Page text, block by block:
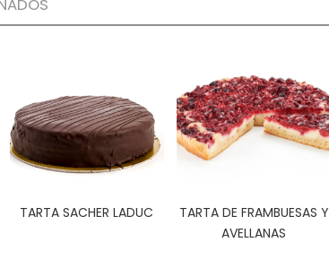
TARTA SACHER LADUC
TARTA DE FRAMBUESAS Y
AVELLANAS